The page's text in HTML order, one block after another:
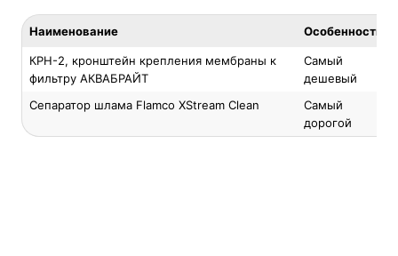
Наименование Особенность
КРН-2, кронштейн крепления мембраны к
фильтру АКВАБРАЙТ
Самый
дешевый
Сепаратор шлама Flamco XStream Clean
Самый
дорогой